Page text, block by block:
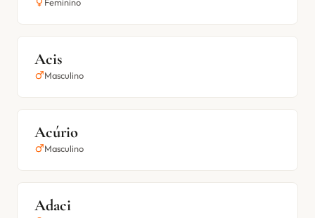
Acis
Masculino
Acúrio
Masculino
Adaci